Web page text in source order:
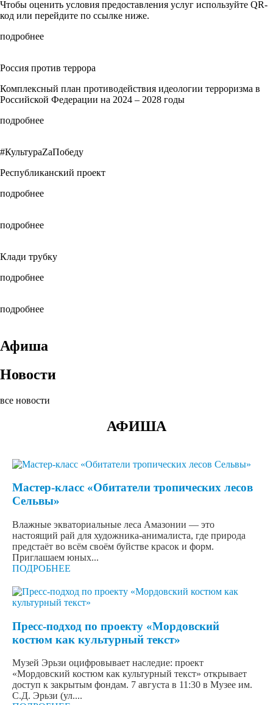
Чтобы оценить условия предоставления услуг используйте QR-
код или перейдите по ссылке ниже.
подробнее
Россия против террора
Комплексный план противодействия идеологии терроризма в
Российской Федерации на 2024 – 2028 годы
подробнее
#КультураZaПобеду
Республиканский проект
подробнее
подробнее
Клади трубку
подробнее
подробнее
Афиша
Новости
все новости
АФИША
Мастер-класс «Обитатели тропических лесов
Сельвы»
Влажные экваториальные леса Амазонии — это
настоящий рай для художника-анималиста, где природа
предстаёт во всём своём буйстве красок и форм.
Приглашаем юных...
ПОДРОБНЕЕ
Пресс-подход по проекту «Мордовский
костюм как культурный текст»
Музей Эрьзи оцифровывает наследие: проект
«Мордовский костюм как культурный текст» открывает
доступ к закрытым фондам. 7 августа в 11:30 в Музее им.
С.Д. Эрьзи (ул....